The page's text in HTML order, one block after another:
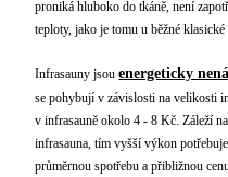
proniká hluboko do tkáně, není
teploty, jako je tomu u běžné klasické
Infrasauny jsouenergeticky
se pohybují v závislosti na velikosti
v infrasauně okolo 4 - 8 Kč. Záleží
infrasauna, tím vyšší výkon
průměrnou spotřebu a přibližnou